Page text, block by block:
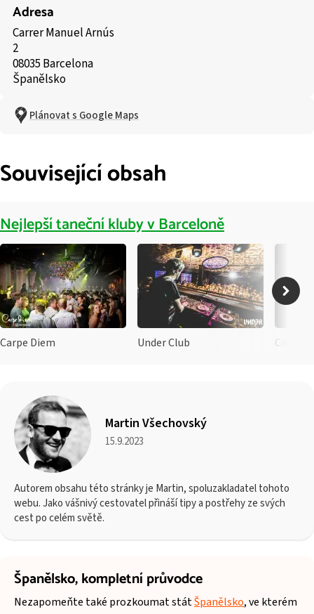
Adresa
Carrer Manuel Arnús
2
08035 Barcelona
Španělsko
Plánovat s Google Maps
Související obsah
Nejlepší taneční kluby v Barceloně
Carpe Diem Under Club City
Martin Všechovský
15.9.2023
Autorem obsahu této stránky je Martin, spoluzakladatel tohoto
webu. Jako vášnivý cestovatel přináší tipy a postřehy ze svých
cest po celém světě.
Španělsko,kompletní průvodce
Nezapomeňte také prozkoumat státŠpanělsko, ve kterém